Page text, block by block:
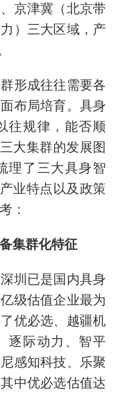
京津冀（北京带
）三大区域，产
形成往往需要各
布局培育。具身
往规律，能否顺
大集群的发展图
理了三大具身智
业特点以及政策
：
集群化特征
圳已是国内具身
级估值企业最为
优必选、越疆机
逐际动力、智平
感知科技、乐聚
中优必选估值达